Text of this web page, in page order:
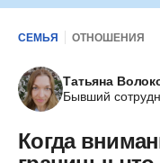
СЕМЬЯ ОТНОШЕНИЯ
Татьяна
Бывший
Когда